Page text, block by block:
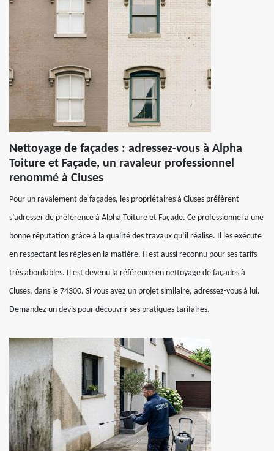
Nettoyage de façades : adressez-vous à Alpha
Toiture et Façade, un ravaleur professionnel
renommé à Cluses
Pour un ravalement de façades, les propriétaires à Cluses préfèrent
s’adresser de préférence à Alpha Toiture et Façade. Ce professionnel a une
bonne réputation grâce à la qualité des travaux qu’il réalise. Il les exécute
en respectant les règles en la matière. Il est aussi reconnu pour ses tarifs
très abordables. Il est devenu la référence en nettoyage de façades à
Cluses, dans le 74300. Si vous avez un projet similaire, adressez-vous à lui.
Demandez un devis pour découvrir ses pratiques tarifaires.